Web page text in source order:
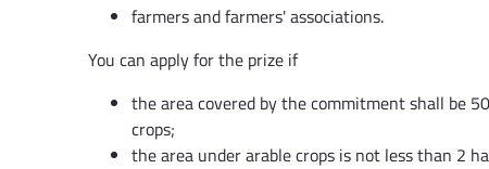
farmers and farmers' associations.
You can apply for the prize if
the area covered by the commitment shall be
crops;
the area under arable crops is not less than 2